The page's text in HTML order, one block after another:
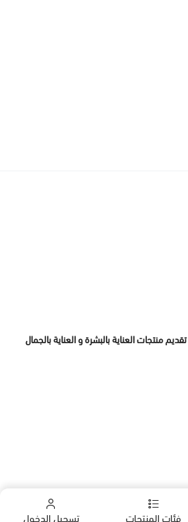
فئات المنتجات تسجيل الدخول
منتجات العناية بالبشرة و العناية بالجمال